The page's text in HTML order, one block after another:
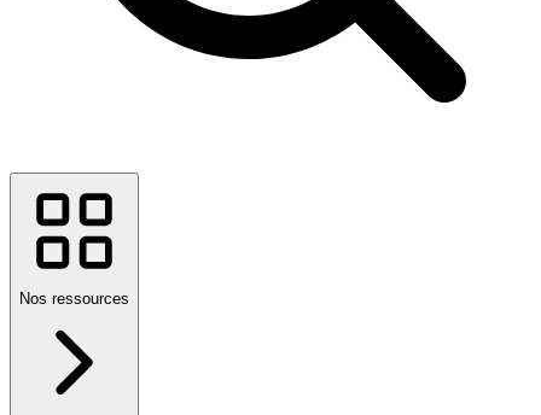
Nos ressources